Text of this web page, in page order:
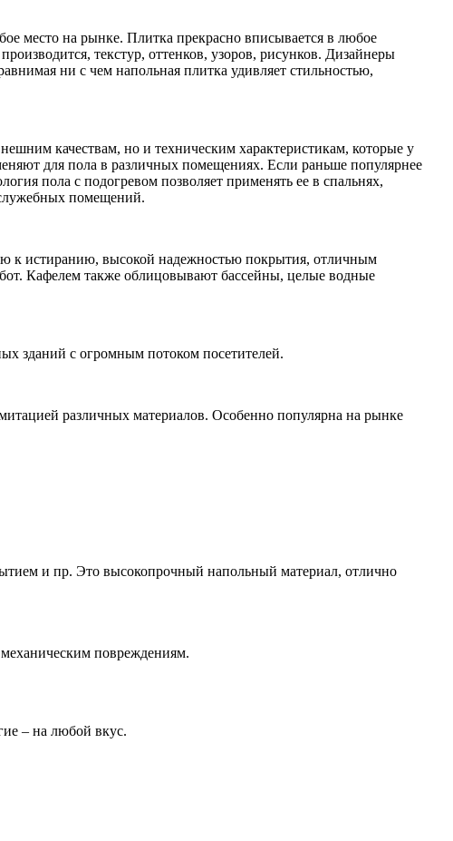
место на рынке. Плитка прекрасно вписывается в любое
текстур, оттенков, узоров, рисунков. Дизайнеры
ни с чем напольная плитка удивляет стильностью,
качествам, но и техническим характеристикам, которые у
для пола в различных помещениях. Если раньше популярнее
пола с подогревом позволяет применять ее в спальнях,
помещений.
к истиранию, высокой надежностью покрытия, отличным
Кафелем также облицовывают бассейны, целые водные
зданий с огромным потоком посетителей.
различных материалов. Особенно популярна на рынке
и пр. Это высокопрочный напольный материал, отлично
повреждениям.
– на любой вкус.